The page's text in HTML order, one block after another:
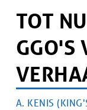
TOT
GGO'S
Artikel
AUTEUR
A. KENIS